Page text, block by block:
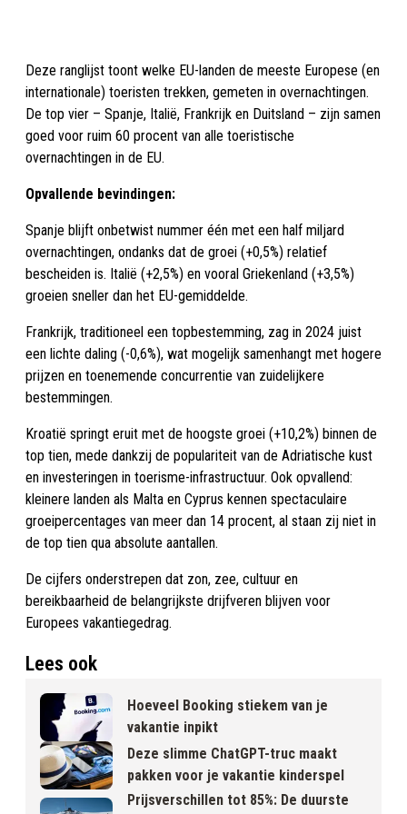
Deze ranglijst toont welke EU-landen de meeste Europese (en
internationale) toeristen trekken, gemeten in overnachtingen.
De top vier – Spanje, Italië, Frankrijk en Duitsland – zijn samen
goed voor ruim 60 procent van alle toeristische
overnachtingen in de EU.
Opvallende bevindingen:
Spanje blijft onbetwist nummer één met een half miljard
overnachtingen, ondanks dat de groei (+0,5%) relatief
bescheiden is. Italië (+2,5%) en vooral Griekenland (+3,5%)
groeien sneller dan het EU-gemiddelde.
Frankrijk, traditioneel een topbestemming, zag in 2024 juist
een lichte daling (-0,6%), wat mogelijk samenhangt met hogere
prijzen en toenemende concurrentie van zuidelijkere
bestemmingen.
Kroatië springt eruit met de hoogste groei (+10,2%) binnen de
top tien, mede dankzij de populariteit van de Adriatische kust
en investeringen in toerisme-infrastructuur. Ook opvallend:
kleinere landen als Malta en Cyprus kennen spectaculaire
groeipercentages van meer dan 14 procent, al staan zij niet in
de top tien qua absolute aantallen.
De cijfers onderstrepen dat zon, zee, cultuur en
bereikbaarheid de belangrijkste drijfveren blijven voor
Europees vakantiegedrag.
Lees ook
Hoeveel Booking stiekem van je
vakantie inpikt
Deze slimme ChatGPT-truc maakt
pakken voor je vakantie kinderspel
Prijsverschillen tot 85%: De duurste